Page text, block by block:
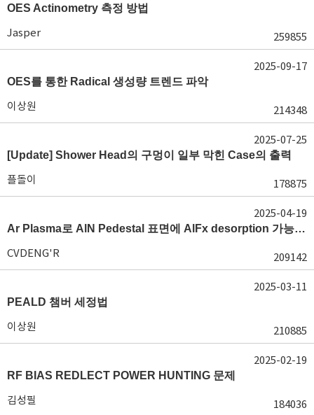
OES Actinometry 측정 방법
Jasper 259855
OES를 통한 Radical 생성량 트렌드 파악
이상원 214348
2025-09-17
[Update] Shower Head의 구멍이 일부 막힌 Case의 출력
플돌이 178875
2025-07-25
Ar Plasma로 AlN Pedestal 표면에 AlFx desorption 가능 여부가 궁금합니다.
CVDENG'R 209142
2025-04-19
PEALD 챔버 세정법
이상원 210885
2025-03-11
RF BIAS REDLECT POWER HUNTING 문제
김성필 184036
2025-02-19